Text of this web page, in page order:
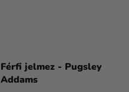
Férfi jelmez - Pugsley
Addams